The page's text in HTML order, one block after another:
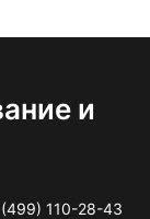
и
110-28-43